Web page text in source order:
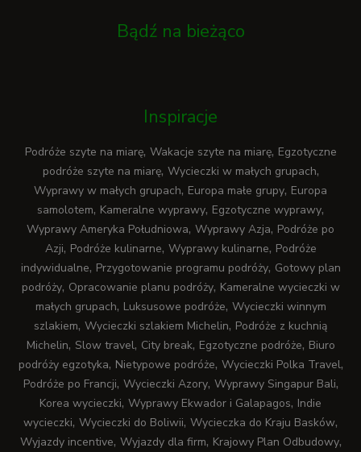
Bądź na bieżąco
Inspiracje
Podróże szyte na miarę, Wakacje szyte na miarę, Egzotyczne
podróże szyte na miarę, Wycieczki w małych grupach,
Wyprawy w małych grupach, Europa małe grupy, Europa
samolotem, Kameralne wyprawy, Egzotyczne wyprawy,
Wyprawy Ameryka Południowa, Wyprawy Azja, Podróże po
Azji, Podróże kulinarne, Wyprawy kulinarne, Podróże
indywidualne, Przygotowanie programu podróży, Gotowy plan
podróży, Opracowanie planu podróży, Kameralne wycieczki w
małych grupach, Luksusowe podróże, Wycieczki winnym
szlakiem, Wycieczki szlakiem Michelin, Podróże z kuchnią
Michelin, Slow travel, City break, Egzotyczne podróże, Biuro
podróży egzotyka, Nietypowe podróże, Wycieczki Polka Travel,
Podróże po Francji, Wycieczki Azory, Wyprawy Singapur Bali,
Korea wycieczki, Wyprawy Ekwador i Galapagos, Indie
wycieczki, Wycieczki do Boliwii, Wycieczka do Kraju Basków,
Wyjazdy incentive, Wyjazdy dla firm, Krajowy Plan Odbudowy,